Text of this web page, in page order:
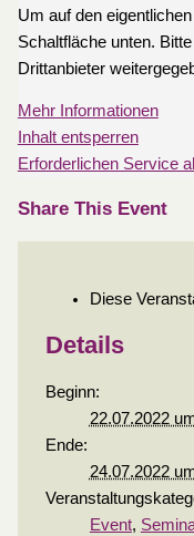
Um auf den
Schaltfläche unten.
Drittanbieter
Mehr Informationen
Inhalt entsperren
Erforderlichen Service
Share This Event
Diese
Details
Beginn:
22.07.2022
Ende:
24.07.2022
Event,